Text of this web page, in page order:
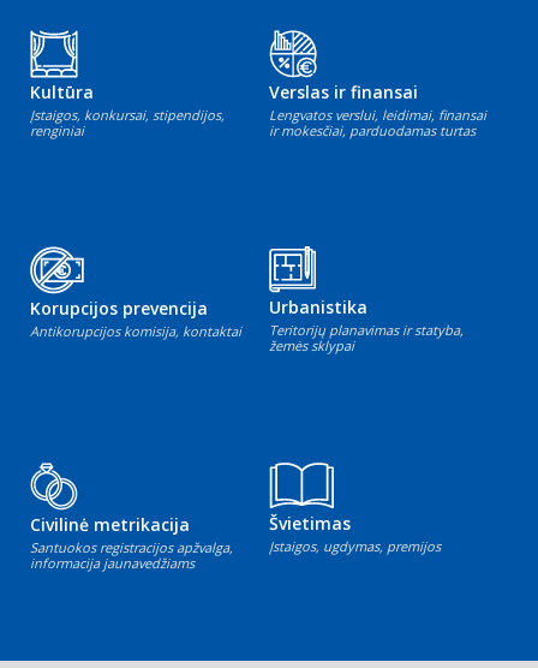
Kultūra
Įstaigos, konkursai, stipendijos,
renginiai
Verslas ir finansai
Lengvatos verslui, leidimai, finansai
ir mokesčiai, parduodamas turtas
Korupcijos prevencija
Antikorupcijos komisija, kontaktai
Urbanistika
Teritorijų planavimas ir statyba,
žemės sklypai
Civilinė metrikacija
Santuokos registracijos apžvalga,
informacija jaunavedžiams
Švietimas
Įstaigos, ugdymas, premijos